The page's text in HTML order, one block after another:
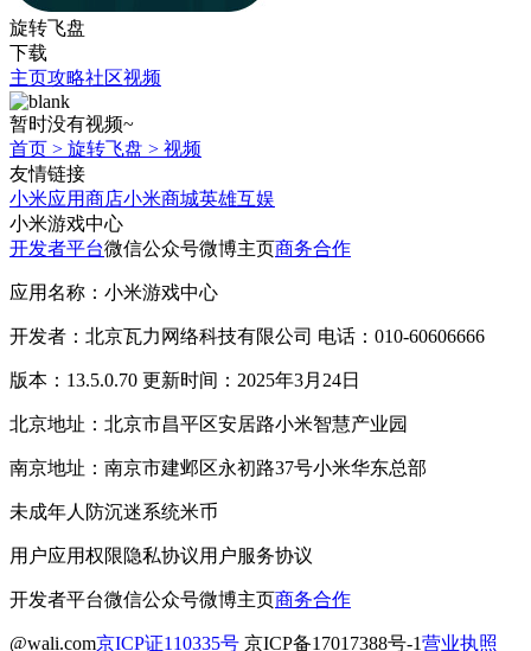
旋转飞盘
下载
主页攻略社区视频
暂时没有视频~
首页 > 旋转飞盘 > 视频
友情链接
小米应用商店小米商城英雄互娱
小米游戏中心
开发者平台微信公众号微博主页商务合作
应用名称：小米游戏中心
开发者：北京瓦力网络科技有限公司 电话：010-60606666
版本：13.5.0.70 更新时间：2025年3月24日
北京地址：北京市昌平区安居路小米智慧产业园
南京地址：南京市建邺区永初路37号小米华东总部
未成年人防沉迷系统米币
用户应用权限隐私协议用户服务协议
开发者平台微信公众号微博主页商务合作
@wali.com京ICP证110335号 京ICP备17017388号-1营业执照